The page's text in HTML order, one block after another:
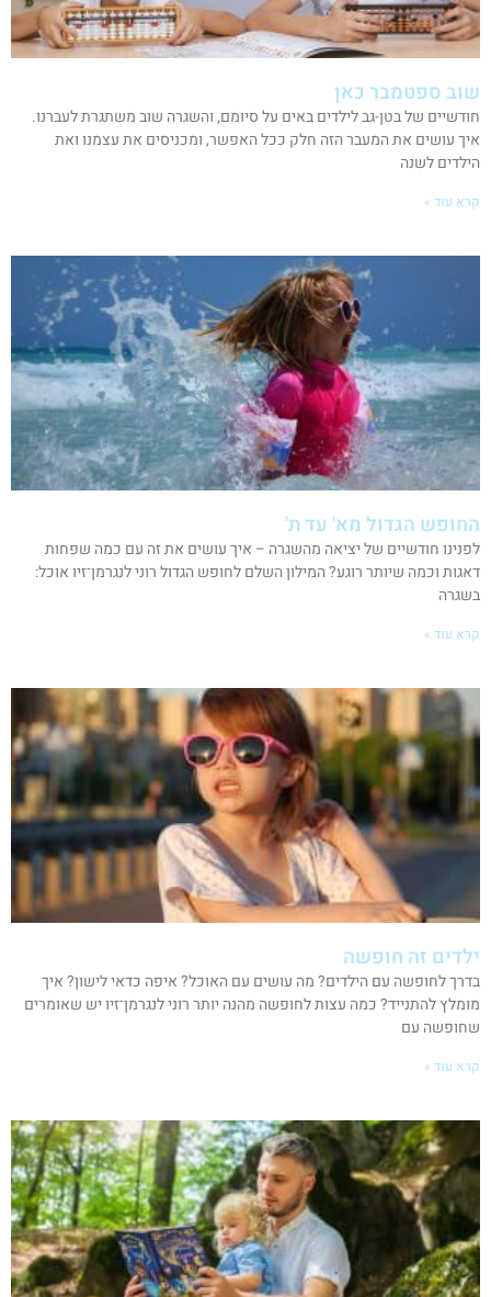
שוב ספטמבר כאן
חודשיים של בטן-גב לילדים באים על סיומם, והשגרה שוב משתגרת לעברנו.
איך עושים את המעבר הזה חלק ככל האפשר, ומכניסים את עצמנו ואת
הילדים לשנה
קרא עוד »
החופש הגדול מא' עד ת'
לפנינו חודשיים של יציאה מהשגרה – איך עושים את זה עם כמה שפחות
דאגות וכמה שיותר רוגע? המילון השלם לחופש הגדול רוני לנגרמן־זיו אוכל:
בשגרה
קרא עוד »
ילדים זה חופשה
בדרך לחופשה עם הילדים? מה עושים עם האוכל? איפה כדאי לישון? איך
מומלץ להתנייד? כמה עצות לחופשה מהנה יותר רוני לנגרמן־זיו יש שאומרים
שחופשה עם
קרא עוד »